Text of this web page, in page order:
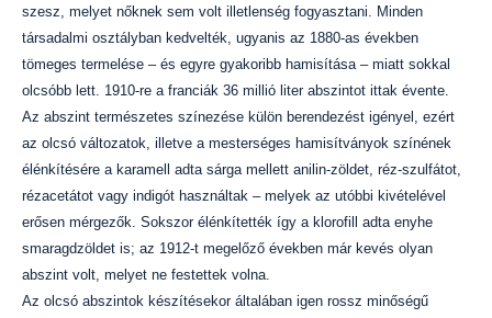
szesz, melyet nőknek sem volt illetlenség fogyasztani. Minden
társadalmi osztályban kedvelték, ugyanis az 1880-as években
tömeges termelése – és egyre gyakoribb hamisítása – miatt sokkal
olcsóbb lett. 1910-re a franciák 36 millió liter abszintot ittak évente.
Az abszint természetes színezése külön berendezést igényel, ezért
az olcsó változatok, illetve a mesterséges hamisítványok színének
élénkítésére a karamell adta sárga mellett anilin-zöldet, réz-szulfátot,
rézacetátot vagy indigót használtak – melyek az utóbbi kivételével
erősen mérgezők. Sokszor élénkítették így a klorofill adta enyhe
smaragdzöldet is; az 1912-t megelőző években már kevés olyan
abszint volt, melyet ne festettek volna.
Az olcsó abszintok készítésekor általában igen rossz minőségű